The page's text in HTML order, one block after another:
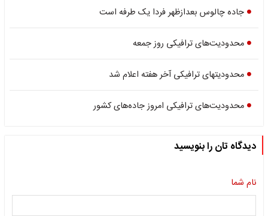
جاده چالوس بعد‌از‌ظهر فردا یک‌ طرفه است
محدودیت‌های ترافیکی روز جمعه
محدودیتهای ترافیکی آخر هفته اعلام شد
محدودیت‌های ترافیکی امروز جاده‌های کشور
دیدگاه تان را بنویسید
نام شما